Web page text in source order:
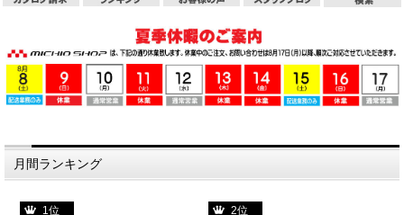
月間ランキング
1位 2位